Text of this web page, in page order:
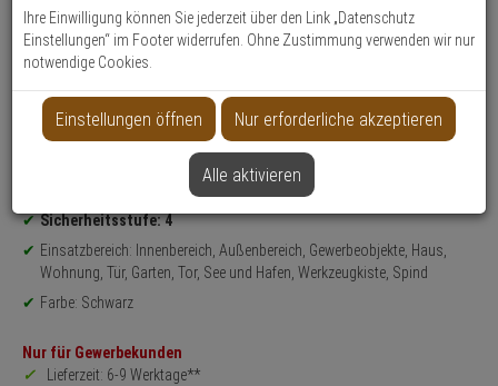
SucheProduktmerkmale
Datenblatt drucken
Weitere Varianten...
Vorhangschloss - Modell: MARINE-SCHLOSS 70 EXPEDITION
Sicherheitsstufe: 4
Einsatzbereich: Innenbereich, Außenbereich, Gewerbeobjekte, Haus,
Wohnung, Tür, Garten, Tor, See und Hafen, Werkzeugkiste, Spind
Farbe: Schwarz
Nur für Gewerbekunden
Lieferzeit: 6-9 Werktage**
Ihre Einwilligung können Sie jederzeit über den Link „Datenschutz
Einstellungen“ im Footer widerrufen. Ohne Zustimmung verwenden wir nur
notwendige Cookies.
Einstellungen öffnen Nur erforderliche akzeptieren
Alle aktivieren